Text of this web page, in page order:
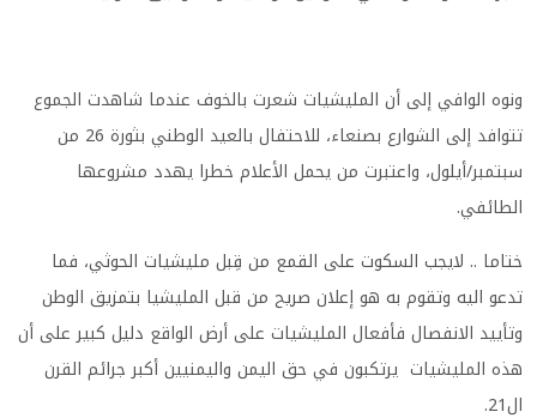
ونوه الوافي إلى أن المليشيات شعرت بالخوف عندما شاهدت الجموع
تتوافد إلى الشوارع بصنعاء، للاحتفال بالعيد الوطني بثورة 26 من
سبتمبر/أيلول، واعتبرت من يحمل الأعلام خطرا يهدد مشروعها
الطائفي.
ختاما .. لايجب السكوت على القمع من قِبل مليشيات الحوثي، فما
تدعو اليه وتقوم به هو إعلان صريح من قبل المليشيا بتمزيق الوطن
وتأييد الانفصال فأفعال المليشيات على أرض الواقع دليل كبير على أن
هذه المليشيات يرتكبون في حق اليمن واليمنيين أكبر جرائم القرن
ال21.